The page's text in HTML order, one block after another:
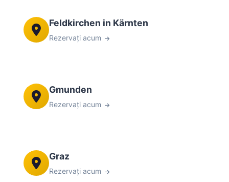
Feldkirchen in Kärnten
Rezervați acum
Gmunden
Rezervați acum
Graz
Rezervați acum